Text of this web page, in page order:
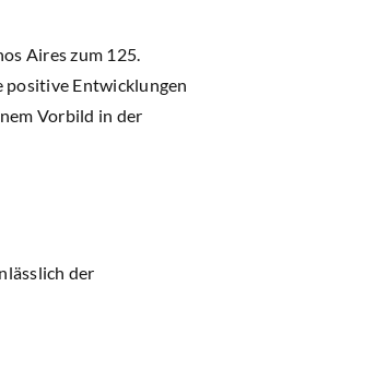
Aires zum 125.
positive Entwicklungen
Vorbild in der
der